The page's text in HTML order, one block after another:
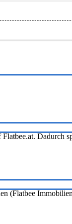
Dadurch
(Flatbee